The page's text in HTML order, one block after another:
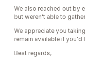
We also reached out by
but weren't able to
We appreciate you
remain available if you'd
Best regards,